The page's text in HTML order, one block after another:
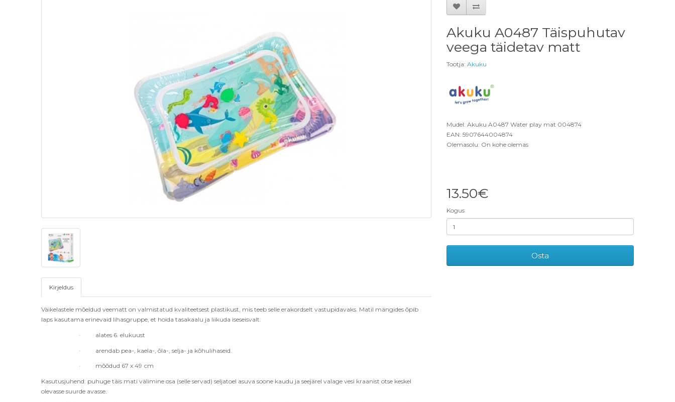
Kirjeldus
Väikelastele mõeldud veematt on valmistatud kvaliteetsest plastikust, mis teeb selle erakordselt vastupidavaks. Matil mängides õpib
laps kasutama erinevaid lihasgruppe, et hoida tasakaalu ja liikuda iseseisvalt.
· alates 6. elukuust
· arendab pea-, kaela-, õla-, selja- ja kõhulihaseid.
· mõõdud 67 х 49 сm
Kasutusjuhend: puhuge täis mati välimine osa (selle servad) seljatoel asuva soone kaudu ja seejärel valage vesi kraanist otse keskel
olevasse suurde avasse.
Akuku A0487 Täispuhutav
veega täidetav matt
Tootja: Akuku
Mudel: Akuku A0487 Water play mat 004874
EAN: 5907644004874
Olemasolu: On kohe olemas
13.50€
Kogus
Osta